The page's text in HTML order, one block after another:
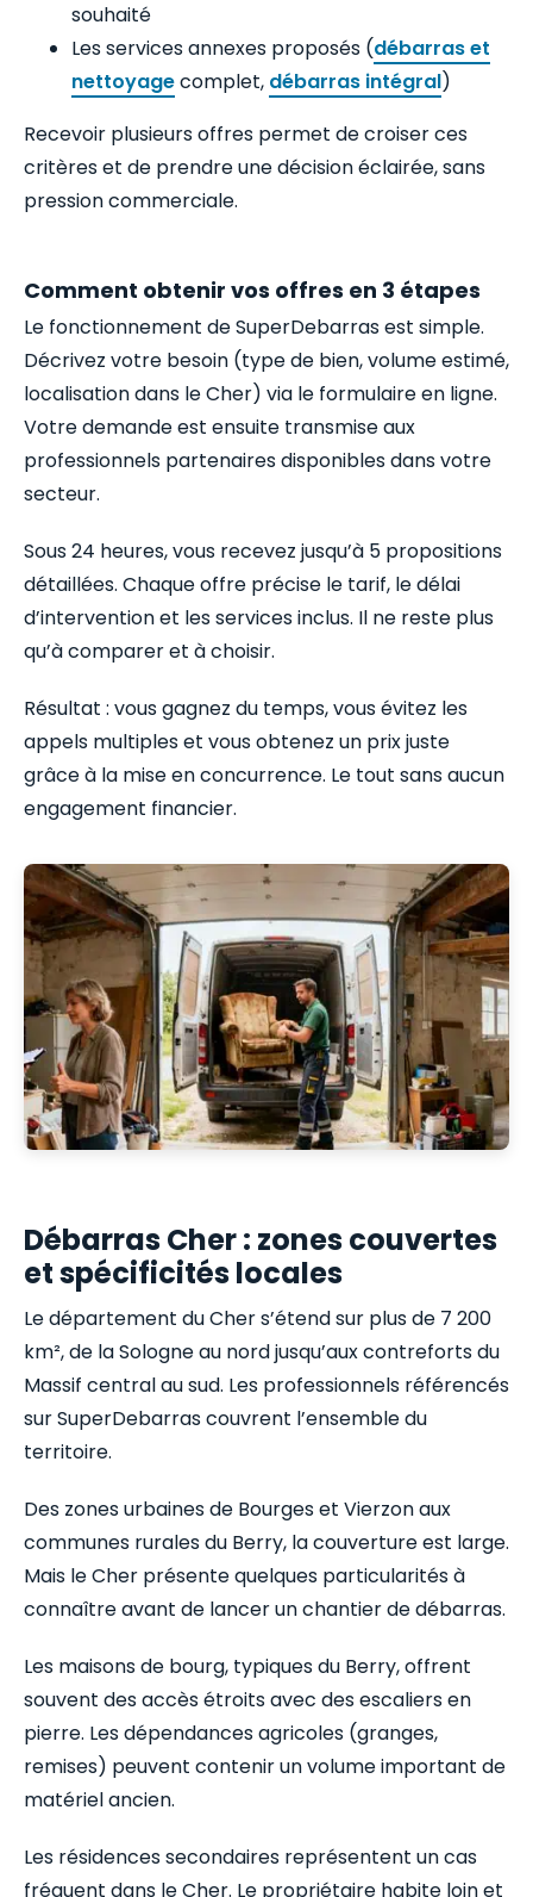
souhaité
Les services annexes proposés (débarras et
nettoyagecomplet, débarras intégral)
Recevoir plusieurs offres permet de croiser ces
critères et de prendre une décision éclairée, sans
pression commerciale.
Comment obtenir vos offres en 3 étapes
Le fonctionnement de SuperDebarras est simple.
Décrivez votre besoin (type de bien, volume estimé,
localisation dans le Cher) via le formulaire en ligne.
Votre demande est ensuite transmise aux
professionnels partenaires disponibles dans votre
secteur.
Sous 24 heures, vous recevez jusqu’à 5 propositions
détaillées. Chaque offre précise le tarif, le délai
d’intervention et les services inclus. Il ne reste plus
qu’à comparer et à choisir.
Résultat : vous gagnez du temps, vous évitez les
appels multiples et vous obtenez un prix juste
grâce à la mise en concurrence. Le tout sans aucun
engagement financier.
Débarras Cher : zones couvertes
et spécificités locales
Le département du Cher s’étend sur plus de 7 200
km², de la Sologne au nord jusqu’aux contreforts du
Massif central au sud. Les professionnels référencés
sur SuperDebarras couvrent l’ensemble du
territoire.
Des zones urbaines de Bourges et Vierzon aux
communes rurales du Berry, la couverture est large.
Mais le Cher présente quelques particularités à
connaître avant de lancer un chantier de débarras.
Les maisons de bourg, typiques du Berry, offrent
souvent des accès étroits avec des escaliers en
pierre. Les dépendances agricoles (granges,
remises) peuvent contenir un volume important de
matériel ancien.
Les résidences secondaires représentent un cas
fréquent dans le Cher. Le propriétaire habite loin et